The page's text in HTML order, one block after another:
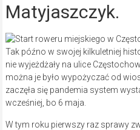
Matyjaszczyk.
Tak późno w swojej kilkuletniej
nie wyjeżdżały na ulice
można je było wypożyczać od
zaczęła się pandemia system
wcześniej, bo 6 maja.
W tym roku pierwszy raz sprawy